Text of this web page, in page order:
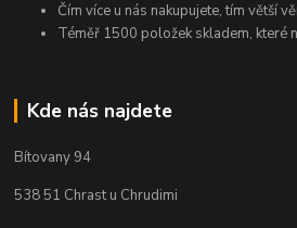
Čím více u nás nakupujete, tím větší
Téměř 1500 položek skladem, které
Kde nás najdete
Bítovany 94
538 51 Chrast u Chrudimi